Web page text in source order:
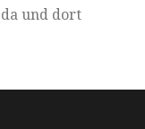
und dort